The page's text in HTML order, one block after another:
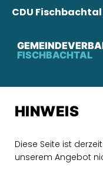
FISCHBACHTAL
CDU Fischbachtal
HINWEIS
Diese Seite ist
unserem Angebot